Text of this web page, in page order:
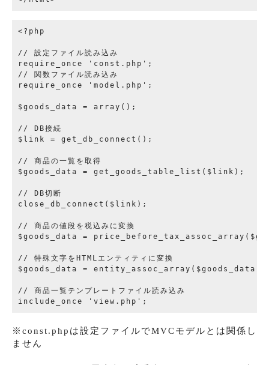
<?php
// 設定ファイル読み込み
require_once 'const.php';
// 関数ファイル読み込み
require_once 'model.php';
$goods_data = array();
// DB接続
$link = get_db_connect();
// 商品の一覧を取得
$goods_data = get_goods_table_list($link);
// DB切断
close_db_connect($link);
// 商品の値段を税込みに変換
$goods_data =
// 特殊文字をHTMLエンティティに変換
$goods_data = entity_assoc_array($goods_data);
// 商品一覧テンプレートファイル読み込み
※const.phpは設定ファイルでMVCモデルとは関係し
ません